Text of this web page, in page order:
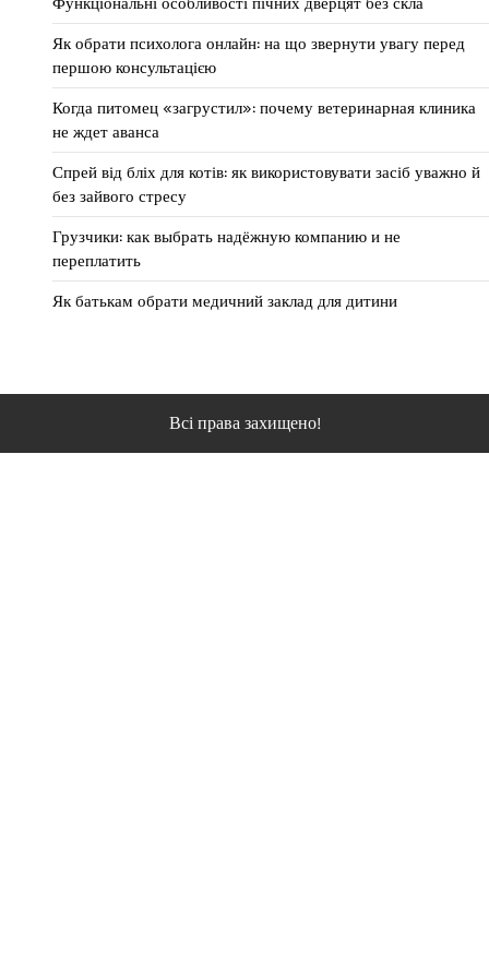
Як обрати психолога онлайн: на що звернути увагу перед
першою консультацією
Когда питомец «загрустил»: почему ветеринарная клиника
не ждет аванса
Спрей від бліх для котів: як використовувати засіб уважно й
без зайвого стресу
Грузчики: как выбрать надёжную компанию и не
переплатить
Як батькам обрати медичний заклад для дитини
Всі права захищено!